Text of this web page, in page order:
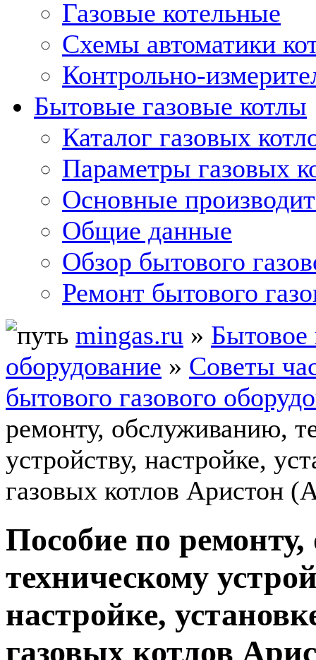
Газовые котельные
Схемы автоматики
Контрольно-
Бытовые газовые котлы
Каталог газовых
Параметры газовых
Основные
Общие данные
Обзор бытового
Ремонт бытового
mingas.ru » Бытовое
оборудование » Советы
бытового газового
ремонту, обслуживанию,
устройству, настройке,
газовых котлов Аристон
Пособие по
техническому
настройке,
газовых котлов